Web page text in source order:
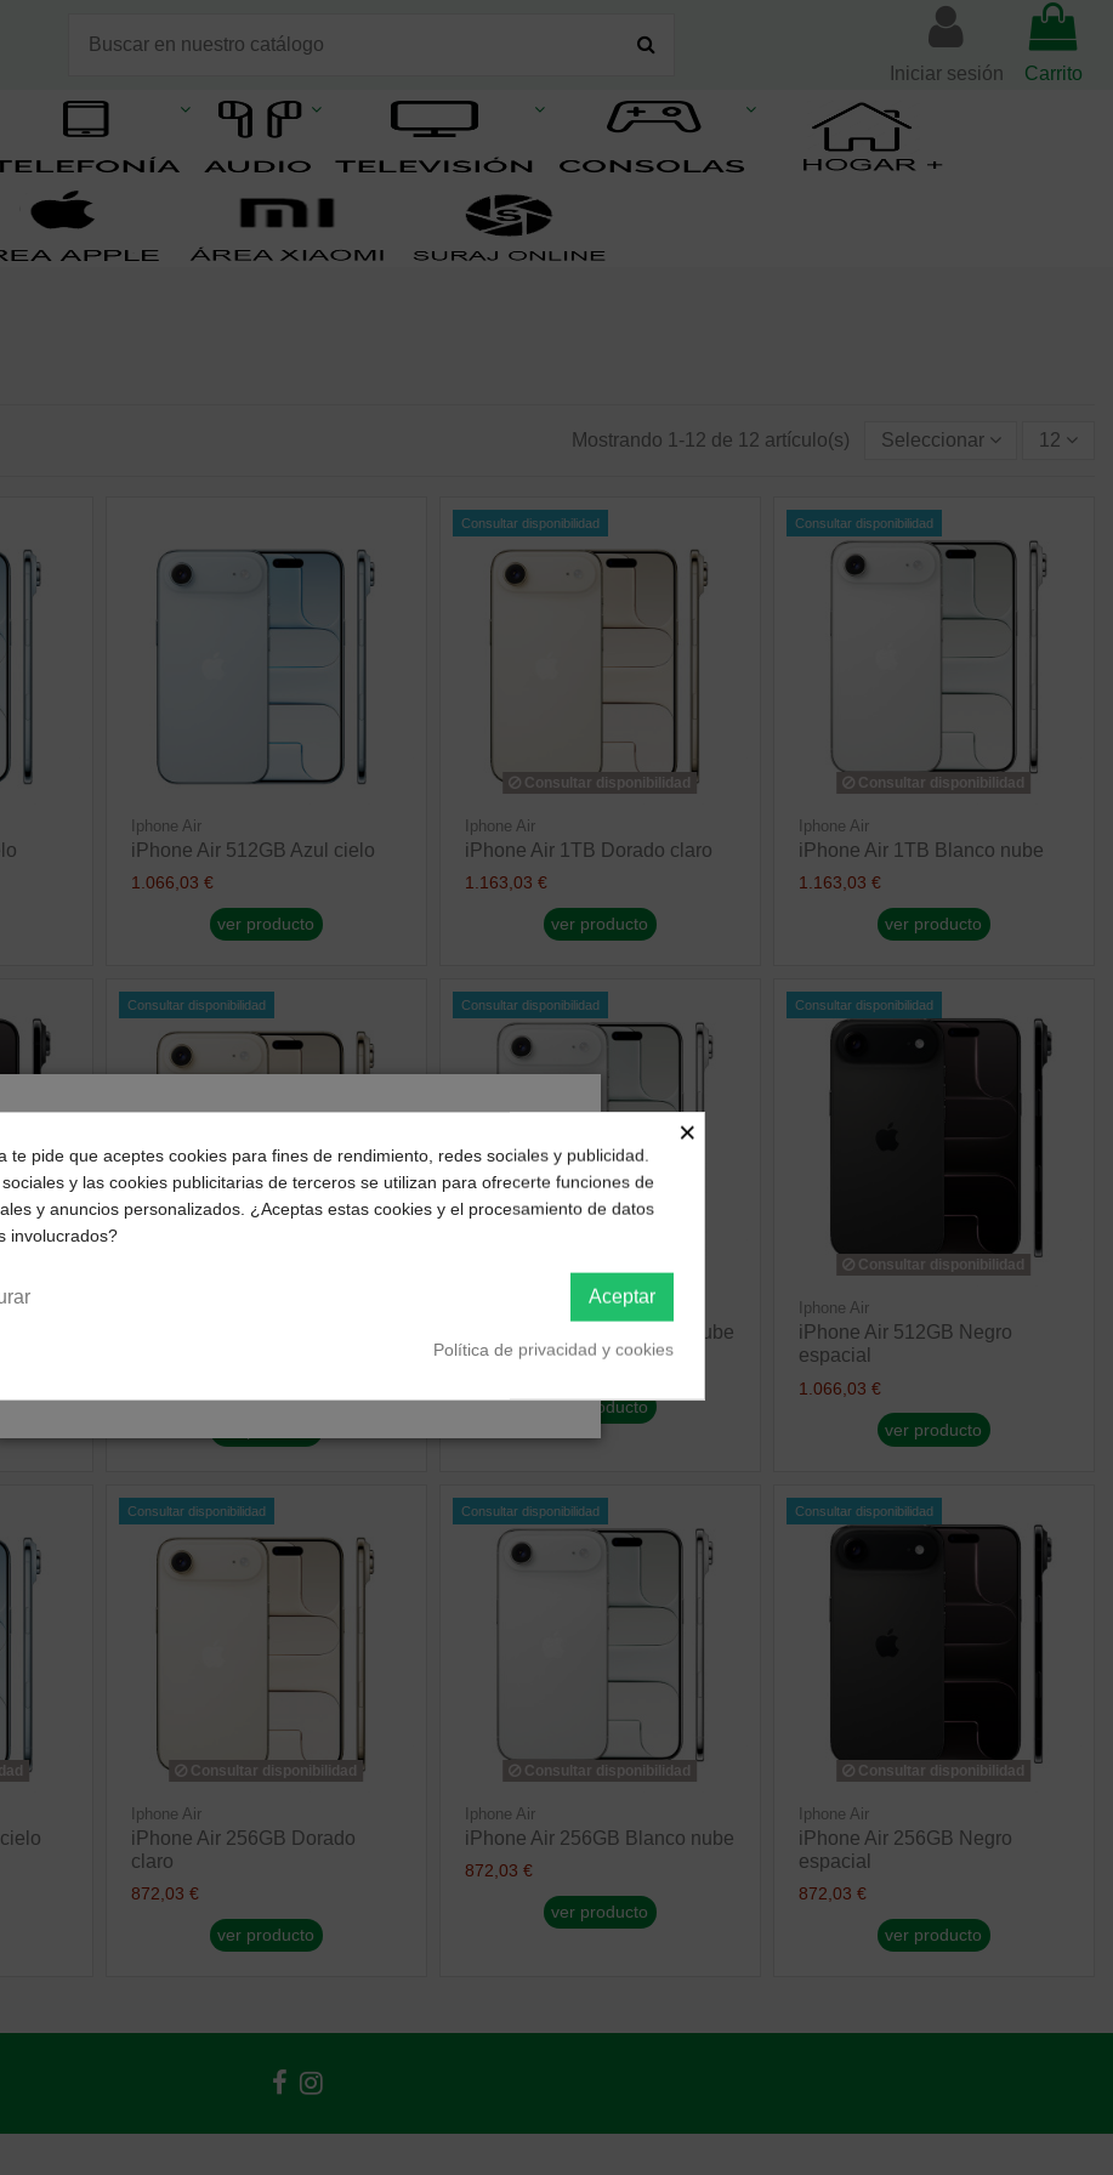
Iniciar sesión Carrito
Mostrando 1-12 de 12 artículo(s) Seleccionar 12
Iphone Air
iPhone Air 512GB Azul cielo
1.066,03 €
ver producto
Consultar disponibilidad
Consultar disponibilidad
Iphone Air
iPhone Air 1TB Dorado claro
1.163,03 €
ver producto
Consultar disponibilidad
Consultar disponibilidad
Iphone Air
iPhone Air 1TB Blanco nube
1.163,03 €
ver producto
Consultar disponibilidad Consultar disponibilidad
iPhone Air 512GB Blanco nube
1.066,03 €
ver producto
Consultar disponibilidad
Consultar disponibilidad
Iphone Air
iPhone Air 512GB Negro
espacial
1.066,03 €
ver producto
Consultar disponibilidad
Consultar disponibilidad
Iphone Air
iPhone Air 256GB Dorado
claro
872,03 €
ver producto
Consultar disponibilidad
Consultar disponibilidad
Iphone Air
iPhone Air 256GB Blanco nube
872,03 €
ver producto
Consultar disponibilidad
Consultar disponibilidad
Iphone Air
iPhone Air 256GB Negro
espacial
872,03 €
ver producto
¿Dónde deseas recibir tu pedido?
Selecciona tu ubicación para mostrarte los precios e
impuestos correctos para tu región.
×
te pide que aceptes cookies para fines de rendimiento, redes sociales y publicidad.
y las cookies publicitarias de terceros se utilizan para ofrecerte funciones de
y anuncios personalizados. ¿Aceptas estas cookies y el procesamiento de datos
involucrados?
Aceptar
Política de privacidad y cookies